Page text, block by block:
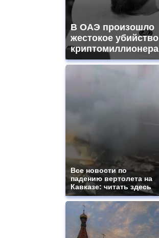
В ОАЭ произошло
жестокое убийство
криптомиллионера
Все новости по
падению вертолета на
Кавказе: читать здесь